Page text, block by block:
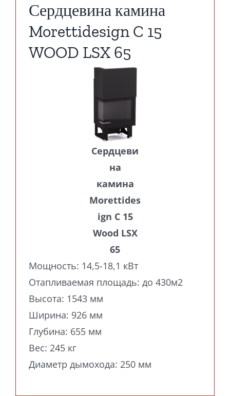
Сердцевина камина
Morettidesign C 15
WOOD LSX 65
Сердцеви
на
камина
Morettides
ign C 15
Wood LSX
65
Мощность: 14,5-18,1 кВт
Отапливаемая площадь: до 430м2
Высота: 1543 мм
Ширина: 926 мм
Глубина: 655 мм
Вес: 245 кг
Диаметр дымохода: 250 мм